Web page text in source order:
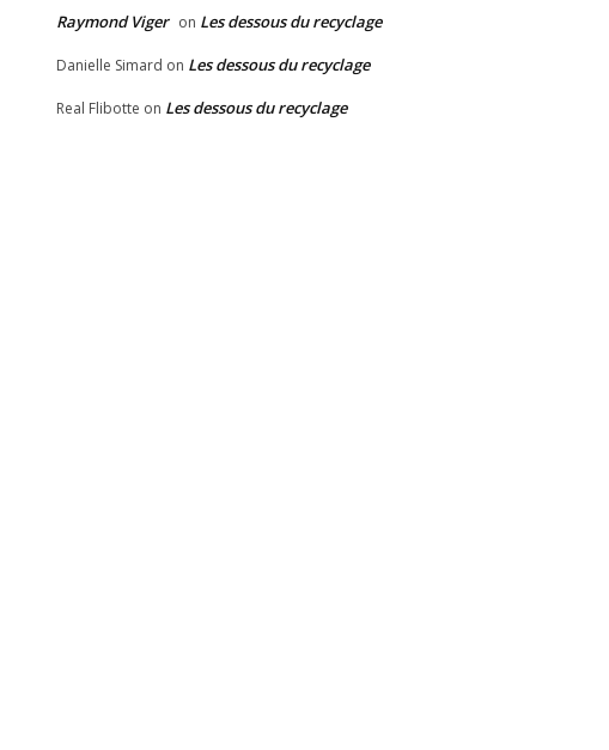
Raymond Viger on Les dessous du recyclage
Danielle Simard on Les dessous du recyclage
Real Flibotte on Les dessous du recyclage